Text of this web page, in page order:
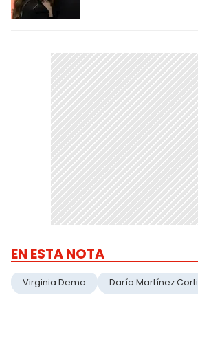
EN ESTA NOTA
Virginia Demo Darío Martínez Corti